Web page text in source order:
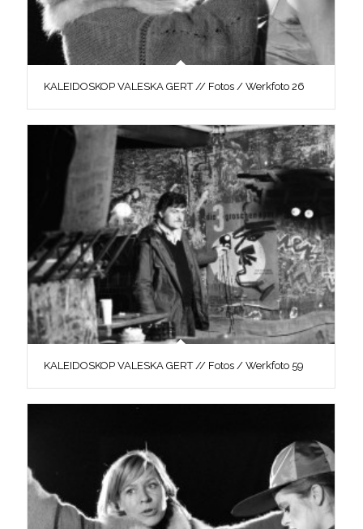
KALEIDOSKOP VALESKA GERT // Fotos / Werkfoto 26
KALEIDOSKOP VALESKA GERT // Fotos / Werkfoto 59